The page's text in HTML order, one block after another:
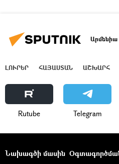
Արմենիա
ԼՈՒՐԵՐ ՀԱՅԱՍՏԱՆ ԱՇԽԱՐՀ
Rutube Telegram
Նախագծի մասին